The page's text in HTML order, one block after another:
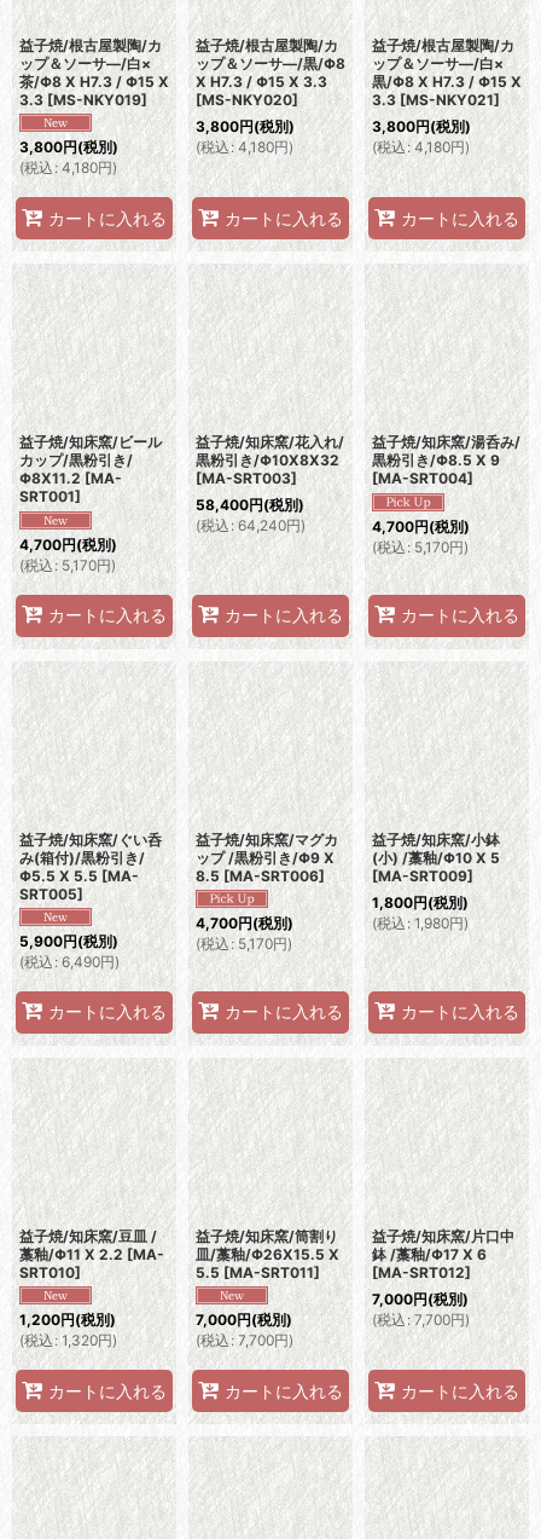
益子焼/根古屋製陶/カ
ップ＆ソーサ―/白×
茶/Φ8 X H7.3 / Φ15 X
3.3 [MS-NKY019]
3,800円(税別)
(税込: 4,180円)
カートに入れる
益子焼/根古屋製陶/カ
ップ＆ソーサ―/黒/Φ8
X H7.3 / Φ15 X 3.3
[MS-NKY020]
3,800円(税別)
(税込: 4,180円)
カートに入れる
益子焼/根古屋製陶/カ
ップ＆ソーサ―/白×
黒/Φ8 X H7.3 / Φ15 X
3.3 [MS-NKY021]
3,800円(税別)
(税込: 4,180円)
カートに入れる
益子焼/知床窯/ビール
カップ/黒粉引き/
Φ8X11.2 [MA-
SRT001]
4,700円(税別)
(税込: 5,170円)
カートに入れる
益子焼/知床窯/花入れ/
黒粉引き/Φ10X8X32
[MA-SRT003]
58,400円(税別)
(税込 : 64,240円)
カートに入れる
益子焼/知床窯/湯呑み/
黒粉引き/Φ8.5 X 9
[MA-SRT004]
4,700円(税別)
(税込: 5,170円)
カートに入れる
益子焼/知床窯/ぐい呑
み(箱付)/黒粉引き/
Φ5.5 X 5.5 [MA-
SRT005]
5,900円(税別)
(税込: 6,490円)
カートに入れる
益子焼/知床窯/マグカ
ップ /黒粉引き/Φ9 X
8.5 [MA-SRT006]
4,700円(税別)
(税込: 5,170円)
カートに入れる
益子焼/知床窯/小鉢
(小) /藁釉/Φ10 X 5
[MA-SRT009]
1,800円(税別)
(税込 : 1,980円)
カートに入れる
益子焼/知床窯/豆皿 /
藁釉/Φ11 X 2.2 [MA-
SRT010]
1,200円(税別)
(税込 : 1,320円)
カートに入れる
益子焼/知床窯/筒割り
皿/藁釉/Φ26X15.5 X
5.5 [MA-SRT011]
7,000円(税別)
(税込: 7,700円)
カートに入れる
益子焼/知床窯/片口中
鉢 /藁釉/Φ17 X 6
[MA-SRT012]
7,000円(税別)
(税込 : 7,700円)
カートに入れる